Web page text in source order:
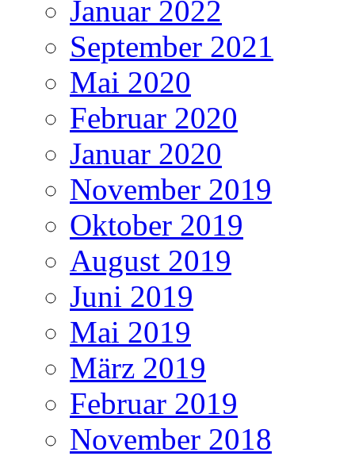
Januar 2022
September 2021
Mai 2020
Februar 2020
Januar 2020
November 2019
Oktober 2019
August 2019
Juni 2019
Mai 2019
März 2019
Februar 2019
November 2018